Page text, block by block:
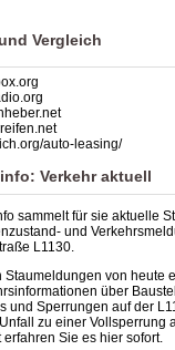
Vergleich
auto-leasing/
Verkehr aktuell
sammelt für sie aktuelle
und
L1130.
Staumeldungen von heute
über
und Sperrungen auf der
zu einer Vollsperrung
erfahren Sie es hier sofort.